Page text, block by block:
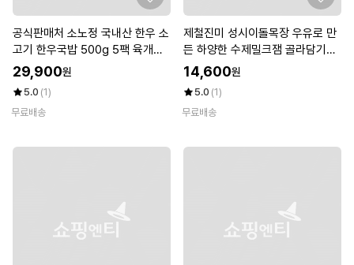
공식판매처 소노정 국내산 한우 소
고기 한우국밥 500g 5팩 육개장
해장국 소고기국밥
29,900원
5.0 (1)
무료배송
제철진미 성시이돌목장 우유로 만
든 하양한 수제밀크잼 골라담기
(우유/홍차/녹차/바닐라 택 1)
14,600원
5.0 (1)
무료배송